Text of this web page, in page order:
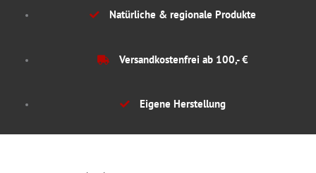
Natürliche & regionale Produkte
Versandkostenfrei ab 100,- €
Eigene Herstellung